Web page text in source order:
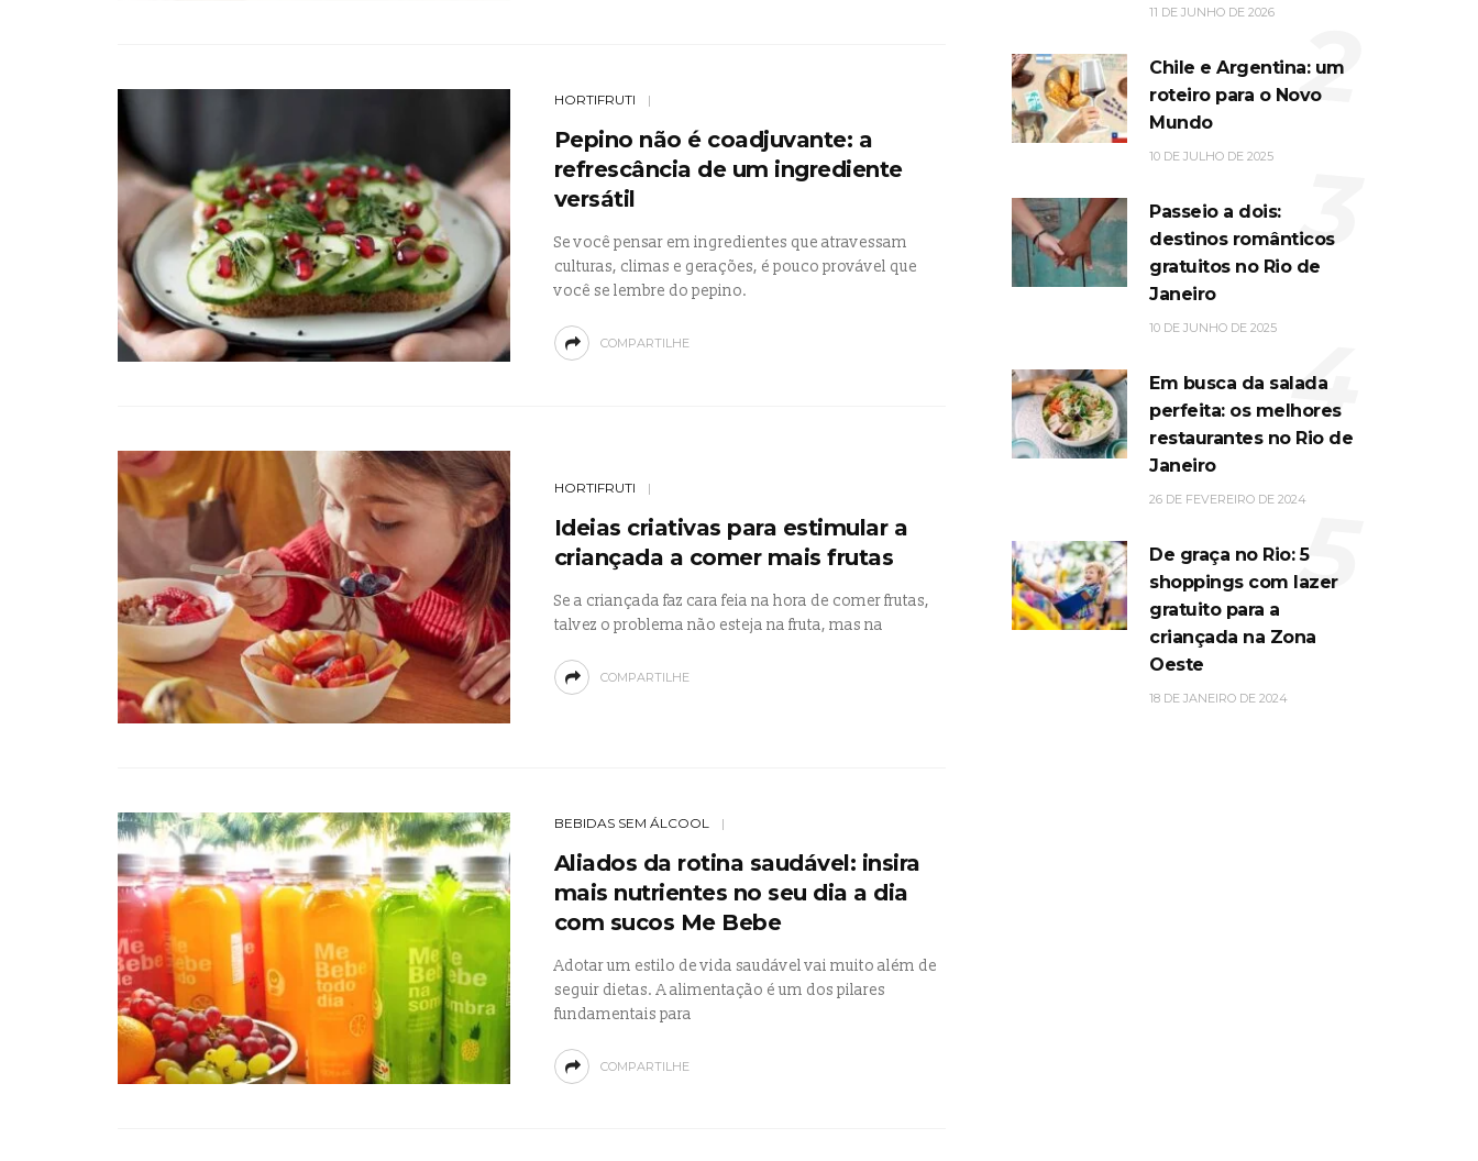
HORTIFRUTI
Pepino não é coadjuvante: a
refrescância de um ingrediente
versátil
Se você pensar em ingredientes que atravessam
culturas, climas e gerações, é pouco provável que
você se lembre do pepino.
COMPARTILHE
HORTIFRUTI
Ideias criativas para estimular a
criançada a comer mais frutas
Se a criançada faz cara feia na hora de comer frutas,
talvez o problema não esteja na fruta, mas na
COMPARTILHE
BEBIDAS SEM ÁLCOOL
Aliados da rotina saudável: insira
mais nutrientes no seu dia a dia
com sucos Me Bebe
Adotar um estilo de vida saudável vai muito além de
seguir dietas. A alimentação é um dos pilares
fundamentais para
COMPARTILHE
11 DE JUNHO DE 2026
Chile e Argentina: um
roteiro para o Novo
Mundo
10 DE JULHO DE 2025
2
Passeio a dois:
destinos românticos
gratuitos no Rio de
Janeiro
10 DE JUNHO DE 2025
3
Em busca da salada
perfeita: os melhores
restaurantes no Rio de
Janeiro
26 DE FEVEREIRO DE 2024
4
De graça no Rio: 5
shoppings com lazer
gratuito para a
criançada na Zona
Oeste
18 DE JANEIRO DE 2024
5